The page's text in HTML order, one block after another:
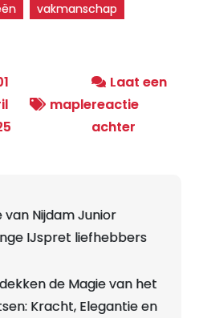
vakmanschap
maple
Laat een
reactie
achter
Comfort
de
Maple
Nijdam Junior
IJspret liefhebbers
de Magie van het
Kracht, Elegantie en